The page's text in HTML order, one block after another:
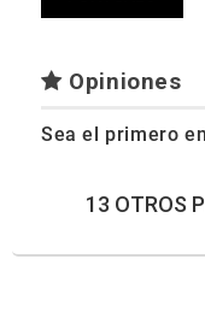
Opiniones
Sea el primero
13 OTROS